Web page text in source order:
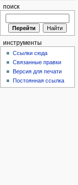
поиск
инструменты
Ссылки сюда
Связанные правки
Версия для печати
Постоянная ссылка